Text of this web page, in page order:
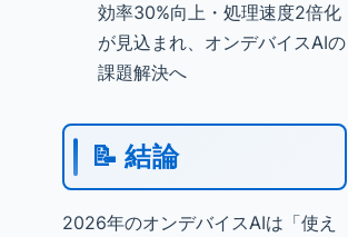
効率30%向上・処理速度2倍化
が見込まれ、オンデバイスAIの
課題解決へ
📝 結論
2026年のオンデバイスAIは「使え